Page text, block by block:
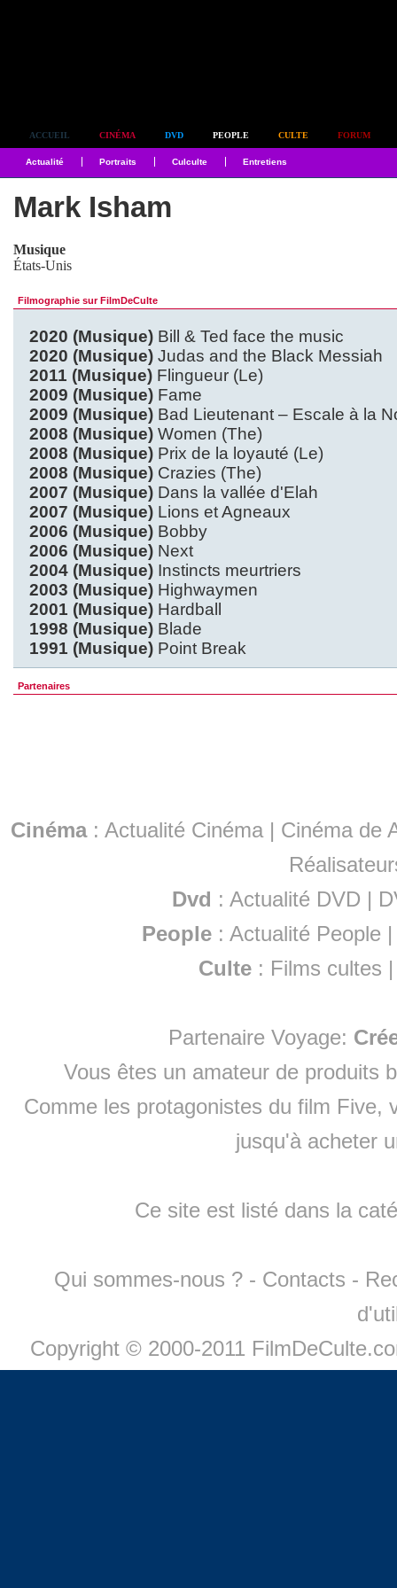
ACCUEIL CINÉMA DVD PEOPLE CULTE FORUM
Actualité Portraits Culculte Entretiens
Mark Isham
Musique
États-Unis
Filmographie sur FilmDeCulte
2020 (Musique) Bill & Ted face the music
2020 (Musique) Judas and the Black Messiah
2011 (Musique) Flingueur (Le)
2009 (Musique) Fame
2009 (Musique) Bad Lieutenant – Escale à la
2008 (Musique) Women (The)
2008 (Musique) Prix de la loyauté (Le)
2008 (Musique) Crazies (The)
2007 (Musique) Dans la vallée d'Elah
2007 (Musique) Lions et Agneaux
2006 (Musique) Bobby
2006 (Musique) Next
2004 (Musique) Instincts meurtriers
2003 (Musique) Highwaymen
2001 (Musique) Hardball
1998 (Musique) Blade
1991 (Musique) Point Break
Partenaires
Cinéma: Actualité Cinéma | Cinéma de
Dvd : Actualité DVD |
People :Actualité People
Culte : Films cultes
Partenaire Voyage:
Vous êtes un amateur de produits
Comme les protagonistes du film Five,
jusqu'à acheter
Ce site est listé dans la
Qui sommes-nous ? - Contacts -
Copyright © 2000-2011